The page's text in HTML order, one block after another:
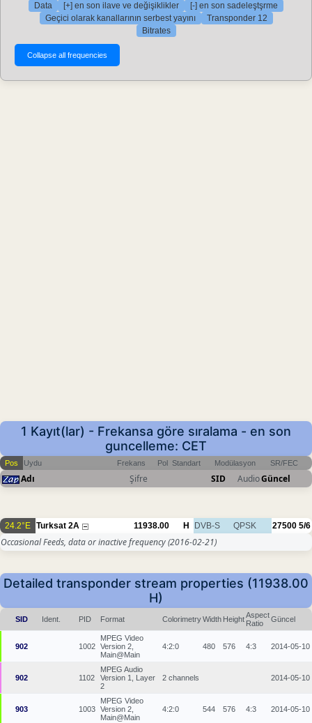
Data
[+] en son ilave ve değişiklikler
[-] en son sadeleştşrme
Geçici olarak kanallarının serbest yayını
Transponder 12
Bitrates
1 Kayıt(lar) - Frekansa göre sıralama - en son
guncelleme: CET
Pos Uydu Frekans Pol Standart Modülasyon SR/FEC
Adı Şifre SID AudioGüncel
24.2°E Turksat 2A 11938.00 H DVB-S QPSK 27500 5/6
Occasional Feeds, data or inactive frequency(2016-02-21)
Detailed transponder stream properties (11938.00
H)
SID Ident. PID Format ColorimetryWidth HeightAspect
Ratio
Güncel
902 1002
MPEG Video
Version 2,
Main@Main
4:2:0 480 576 4:3 2014-05-10
902 1102
MPEG Audio
Version 1, Layer
2
2 channels 2014-05-10
903 1003
MPEG Video
Version 2,
Main@Main
4:2:0 544 576 4:3 2014-05-10